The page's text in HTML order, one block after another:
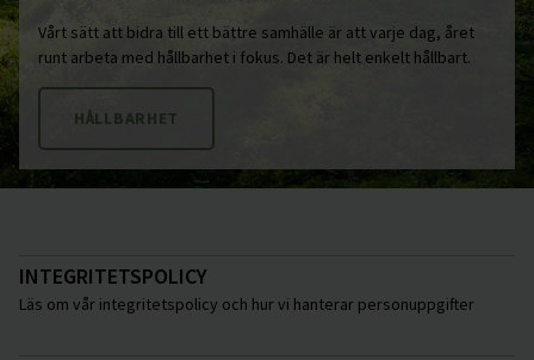
Vårt sätt att bidra till ett bättre samhälle är att varje dag, året
runt arbeta med hållbarhet i fokus. Det är helt enkelt hållbart.
HÅLLBARHET
INTEGRITETSPOLICY
Läs om vår integritetspolicy och hur vi hanterar personuppgifter